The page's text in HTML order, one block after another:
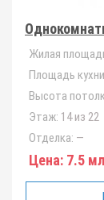
Жилая
Площадь
Высота
Этаж: 14 из 22
Отделка: —
Цена: 7.5